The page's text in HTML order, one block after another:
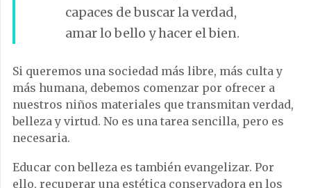
capaces de buscar la verdad,
amar lo bello y hacer el bien.
Si queremos una sociedad más libre, más culta y
más humana, debemos comenzar por ofrecer a
nuestros niños materiales que transmitan verdad,
belleza y virtud. No es una tarea sencilla, pero es
necesaria.
Educar con belleza es también evangelizar. Por
ello, recuperar una estética conservadora en los